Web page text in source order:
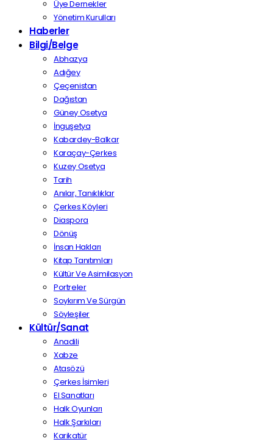
Üye Dernekler
Yönetim Kurulları
Haberler
Bilgi/Belge
Abhazya
Adığey
Çeçenistan
Dağıstan
Güney Osetya
İnguşetya
Kabardey-Balkar
Karaçay-Çerkes
Kuzey Osetya
Tarih
Anılar, Tanıklıklar
Çerkes Köyleri
Diaspora
Dönüş
İnsan Hakları
Kitap Tanıtımları
Kültür Ve Asimilasyon
Portreler
Soykırım Ve Sürgün
Söyleşiler
Kültür/Sanat
Anadili
Xabze
Atasözü
Çerkes İsimleri
El Sanatları
Halk Oyunları
Halk Şarkıları
Karikatür